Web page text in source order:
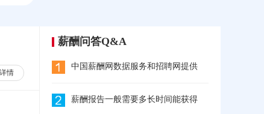
情
薪酬问答Q&A
中国薪酬网数据服务和招聘网提供
薪酬报告一般需要多长时间能获得